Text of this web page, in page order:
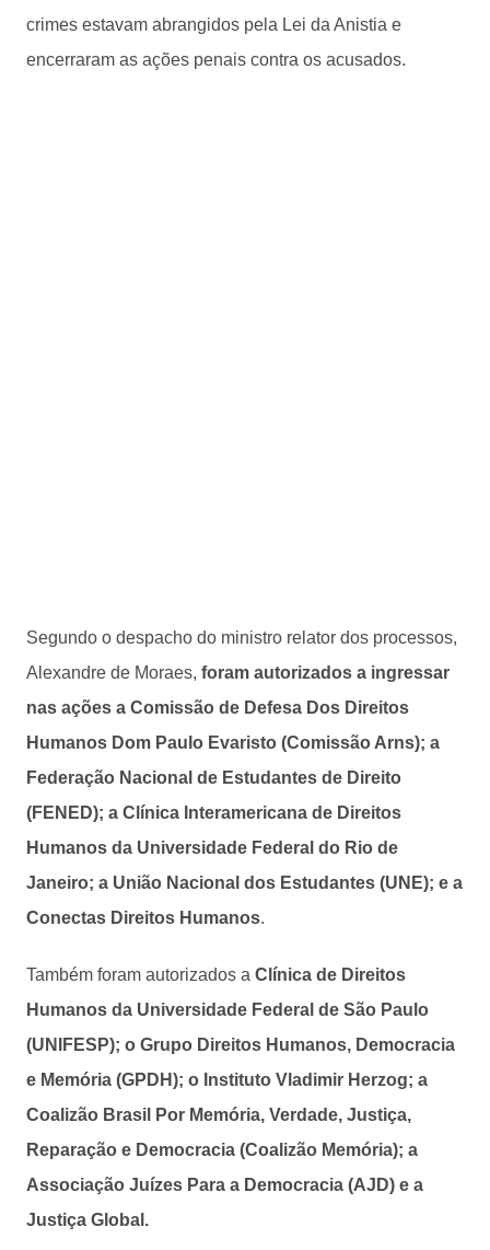
crimes estavam abrangidos pela Lei da Anistia e
encerraram as ações penais contra os acusados.
Segundo o despacho do ministro relator dos processos,
Alexandre de Moraes, foram autorizados a ingressar
nas ações a Comissão de Defesa Dos Direitos
Humanos Dom Paulo Evaristo (Comissão Arns); a
Federação Nacional de Estudantes de Direito
(FENED); a Clínica Interamericana de Direitos
Humanos da Universidade Federal do Rio de
Janeiro; a União Nacional dos Estudantes (UNE); e a
Conectas Direitos Humanos.
Também foram autorizados a Clínica de Direitos
Humanos da Universidade Federal de São Paulo
(UNIFESP); o Grupo Direitos Humanos, Democracia
e Memória (GPDH); o Instituto Vladimir Herzog; a
Coalizão Brasil Por Memória, Verdade, Justiça,
Reparação e Democracia (Coalizão Memória); a
Associação Juízes Para a Democracia (AJD) e a
Justiça Global.